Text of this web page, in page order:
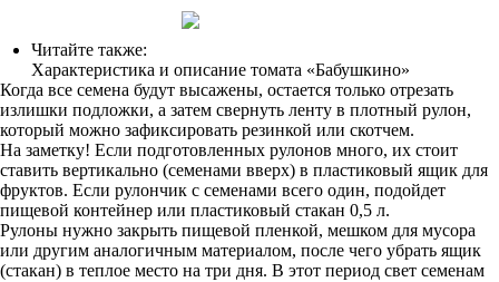
Читайте также:
Характеристика и описание томата «Бабушкино»
Когда все семена будут высажены, остается только отрезать
излишки подложки, а затем свернуть ленту в плотный рулон,
который можно зафиксировать резинкой или скотчем.
На заметку! Если подготовленных рулонов много, их стоит
ставить вертикально (семенами вверх) в пластиковый ящик для
фруктов. Если рулончик с семенами всего один, подойдет
пищевой контейнер или пластиковый стакан 0,5 л.
Рулоны нужно закрыть пищевой пленкой, мешком для мусора
или другим аналогичным материалом, после чего убрать ящик
(стакан) в теплое место на три дня. В этот период свет семенам